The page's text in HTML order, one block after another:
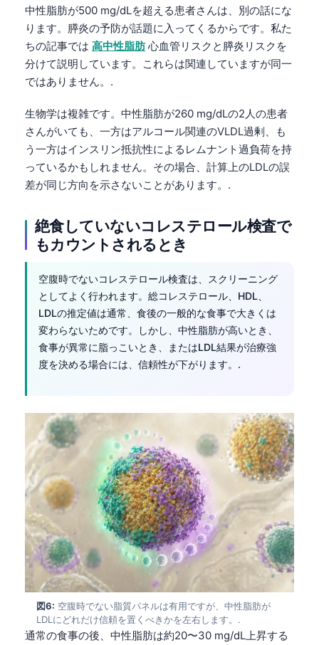
中性脂肪が500 mg/dLを超える患者さんは、別の話にな
ります。膵炎の予防が話題に入ってくるからです。私た
ちの記事では 高中性脂肪心血管リスクと膵炎リスクを
分けて説明しています。これらは関連していますが同一
ではありません。.
生物学は複雑です。中性脂肪が260 mg/dLの2人の患者
さんがいても、一方はアルコール関連のVLDL過剰、も
う一方はインスリン抵抗性によるレムナント過負荷を持
っているかもしれません。その場合、計算上のLDLの誤
差が同じ方向を示さないことがあります。.
絶食していないコレステロール検査で
もカウントされるとき
空腹時でないコレステロール検査は、スクリーニング
としてよく行われます。総コレステロール、HDL、
LDLの推定値は通常、食後の一般的な食事で大きくは
変わらないためです。しかし、中性脂肪が高いとき、
食事が異常に脂っこいとき、またはLDL結果が治療強
度を決める場合には、信頼性が下がります。.
図6: 空腹時でない脂質パネルは有用ですが、中性脂肪が
LDLにどれだけ信頼を置くべきかを左右します。.
通常の食事の後、中性脂肪は約20〜30 mg/dL上昇する
Ślōnskŏ gŏdka
Norsk bokmål